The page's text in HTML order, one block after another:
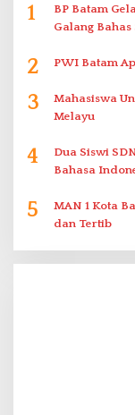
1
BP Batam
Galang
2 PWI Batam
3
Mahasiswa
Melayu
4
Dua Siswi
Bahasa
5
MAN 1 Kota
dan Tertib